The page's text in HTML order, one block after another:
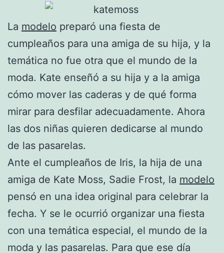
La modelo preparó una fiesta de
cumpleaños para una amiga de su hija, y la
temática no fue otra que el mundo de la
moda. Kate enseñó a su hija y a la amiga
cómo mover las caderas y de qué forma
mirar para desfilar adecuadamente. Ahora
las dos niñas quieren dedicarse al mundo
de las pasarelas.
Ante el cumpleaños de Iris, la hija de una
amiga de Kate Moss, Sadie Frost, la modelo
pensó en una idea original para celebrar la
fecha. Y se le ocurrió organizar una fiesta
con una temática especial, el mundo de la
moda y las pasarelas. Para que ese día